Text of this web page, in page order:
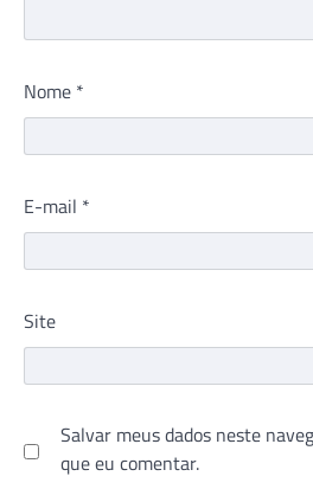
Nome *
E-mail *
Site
Salvar meus dados neste
que eu comentar.